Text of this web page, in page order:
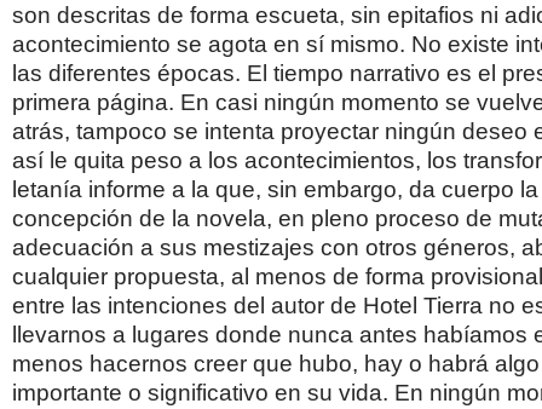
son descritas de forma escueta, sin epitafios ni
acontecimiento se agota en sí mismo. No existe
las diferentes épocas. El tiempo narrativo es el
primera página. En casi ningún momento se
atrás, tampoco se intenta proyectar ningún deseo
así le quita peso a los acontecimientos, los
letanía informe a la que, sin embargo, da cuerpo
concepción de la novela, en pleno proceso de
adecuación a sus mestizajes con otros géneros,
cualquier propuesta, al menos de forma
entre las intenciones del autor de Hotel Tierra no
llevarnos a lugares donde nunca antes habíamos
menos hacernos creer que hubo, hay o habrá
importante o significativo en su vida. En ningún